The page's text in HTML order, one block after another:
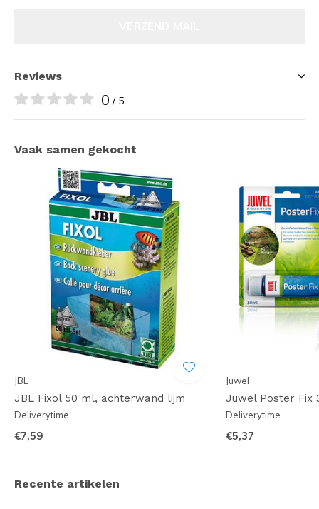
Reviews
0 / 5
Vaak samen gekocht
JBL
JBL Fixol 50 ml, achterwand lijm
Deliverytime
€7,59
Juwel
Juwel Poster Fix
Deliverytime
€5,37
Recente artikelen